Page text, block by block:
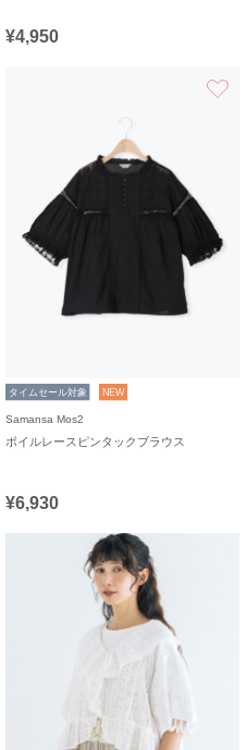
¥4,950
タイムセール対象 NEW
Samansa Mos2
ボイルレースピンタックブラウス
¥6,930